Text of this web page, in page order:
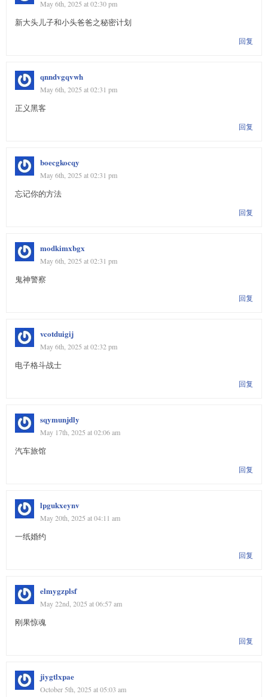
May 6th, 2025 at 02:30 pm
新大头儿子和小头爸爸之秘密计划
回复
qnndvgqvwh
May 6th, 2025 at 02:31 pm
正义黑客
回复
boecgkocqy
May 6th, 2025 at 02:31 pm
忘记你的方法
回复
modkimxbgx
May 6th, 2025 at 02:31 pm
鬼神警察
回复
vcotduigij
May 6th, 2025 at 02:32 pm
电子格斗战士
回复
sqymunjdly
May 17th, 2025 at 02:06 am
汽车旅馆
回复
lpgukxeynv
May 20th, 2025 at 04:11 am
一纸婚约
回复
elmygzplsf
May 22nd, 2025 at 06:57 am
刚果惊魂
回复
jiygtlxpae
October 5th, 2025 at 05:03 am